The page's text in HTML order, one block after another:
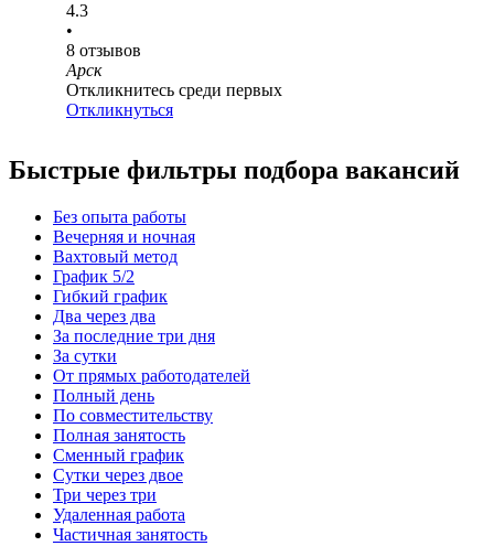
4.3
•
8 отзывов
Арск
Откликнитесь среди первых
Откликнуться
Быстрые фильтры подбора вакансий
Без опыта работы
Вечерняя и ночная
Вахтовый метод
График 5/2
Гибкий график
Два через два
За последние три дня
За сутки
От прямых работодателей
Полный день
По совместительству
Полная занятость
Сменный график
Сутки через двое
Три через три
Удаленная работа
Частичная занятость